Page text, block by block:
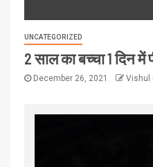
UNCATEGORIZED
2 साल का बच्चा 1 दिन में
December 26, 2021 Vishul